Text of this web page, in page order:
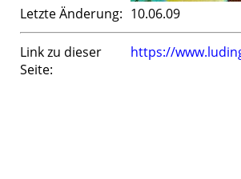
Letzte Änderung: 10.06.09
Link zu dieser
Seite:
https://